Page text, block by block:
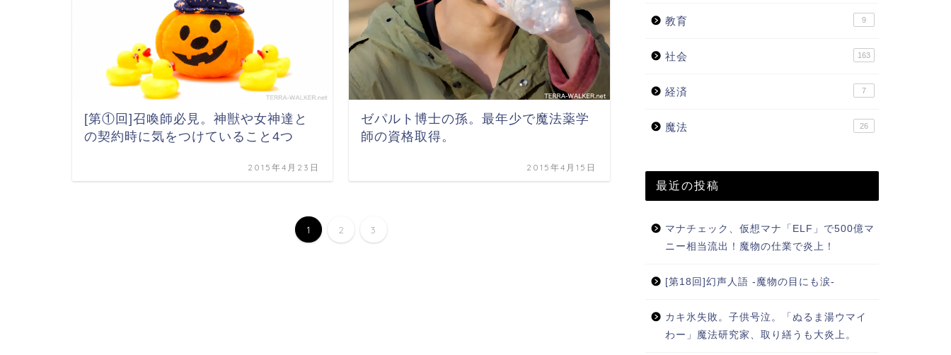
[第①回]召喚師必見。神獣や女神達と
の契約時に気をつけていること4つ
2015年4月23日
ゼパルト博士の孫。最年少で魔法薬学
師の資格取得。
2015年4月15日
1 2 3
教育 9
社会 163
経済 7
魔法 26
最近の投稿
マナチェック、仮想マナ「ELF」で500億マ
ニー相当流出！魔物の仕業で炎上！
[第18回]幻声人語 -魔物の目にも涙-
カキ氷失敗。子供号泣。「ぬるま湯ウマイ
わー」魔法研究家、取り繕うも大炎上。